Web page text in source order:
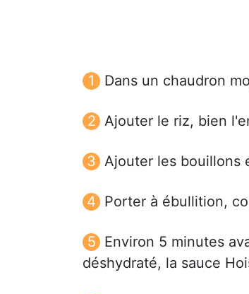
Dans un chaudron
Ajouter le riz, bien
Ajouter les bouillons
Porter à ébullition,
Environ 5 minutes
déshydraté, la sauce